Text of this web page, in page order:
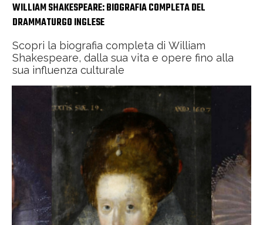
WILLIAM SHAKESPEARE: BIOGRAFIA COMPLETA DEL
DRAMMATURGO INGLESE
Scopri la biografia completa di William
Shakespeare, dalla sua vita e opere fino alla
sua influenza culturale